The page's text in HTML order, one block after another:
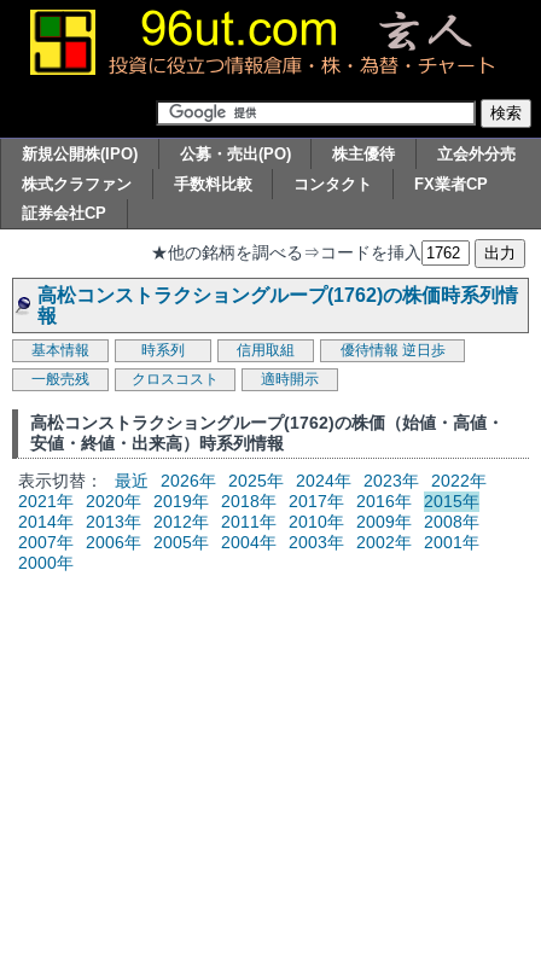
新規公開株(IPO) 公募・売出(PO) 株主優待
立会外分売
株式クラファン
手数料比較 コンタクト
FX業者CP
証券会社CP
★他の銘柄を調べる⇒コードを挿入
高松コンストラクショングループ(1762)の株価時系列情
報
基本情報 時系列 信用取組 優待情報 逆日歩
一般売残
クロスコスト 適時開示
高松コンストラクショングループ(1762)の株価（始値・高値・
安値・終値・出来高）時系列情報
表示切替：
最近 2026年 2025年 2024年 2023年
2022年
2021年
2020年 2019年 2018年 2017年 2016年
2015年
2014年
2013年 2012年 2011年 2010年 2009年
2008年
2007年
2006年 2005年 2004年 2003年 2002年
2001年
2000年